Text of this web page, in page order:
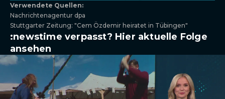
Verwendete Quellen:
Nachrichtenagentur dpa
Stuttgarter Zeitung: "Cem Özdemir heiratet in Tübingen"
:newstime verpasst? Hier aktuelle Folge
ansehen